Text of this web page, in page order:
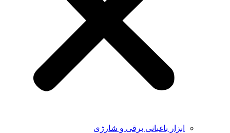
ابزار باغبانی برقی و شارژی